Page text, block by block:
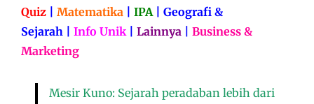
Quiz
Matematika IPA
Geografi &
Sejarah
Info Unik Lainnya
Business &
Marketing
Mesir Kuno: Sejarah peradaban lebih dari